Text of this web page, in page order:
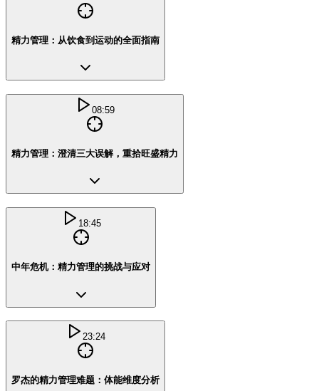
精力管理：从饮食到运动的全面指南
08:59
精力管理：澄清三大误解，重拾旺盛精力
18:45
中年危机：精力管理的挑战与应对
23:24
罗杰的精力管理难题：体能维度分析